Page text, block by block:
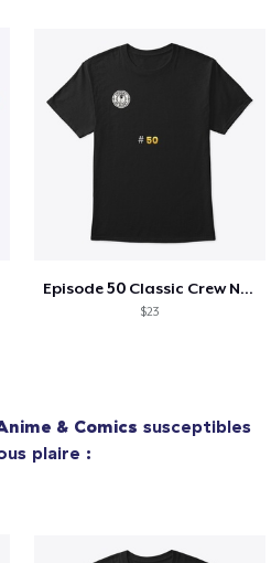
Episode 50 Classic Crew Neck T-Shirt
$23
& Comics susceptibles
plaire :